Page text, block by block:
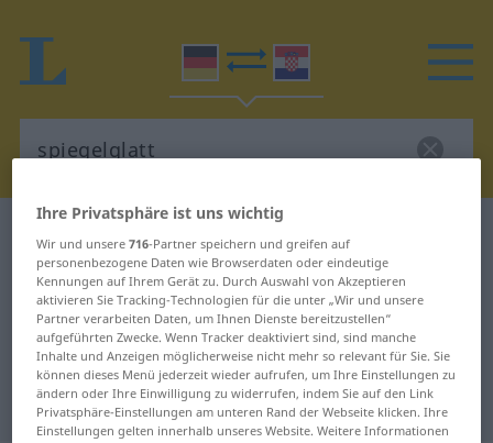
Deutsch-Kroatisch Übersetzung für
"spiegelglatt"
"spiegelglatt" Kroatisch
Übersetzung
Ihre Privatsphäre ist uns wichtig
Wir und unsere716-Partner speichern und greifen auf
personenbezogene Daten wie Browserdaten oder eindeutige
Kennungen auf Ihrem Gerät zu. Durch Auswahl von Akzeptieren
aktivieren Sie Tracking-Technologien für die unter „Wir und unsere
Partner verarbeiten Daten, um Ihnen Dienste bereitzustellen“
aufgeführten Zwecke. Wenn Tracker deaktiviert sind, sind manche
Inhalte und Anzeigen möglicherweise nicht mehr so relevant für Sie. Sie
können dieses Menü jederzeit wieder aufrufen, um Ihre Einstellungen zu
ändern oder Ihre Einwilligung zu widerrufen, indem Sie auf den Link
Privatsphäre-Einstellungen am unteren Rand der Webseite klicken. Ihre
Einstellungen gelten innerhalb unseres Website. Weitere Informationen